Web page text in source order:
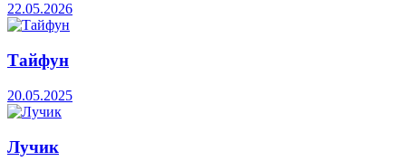
22.05.2026
Тайфун
20.05.2025
Лучик